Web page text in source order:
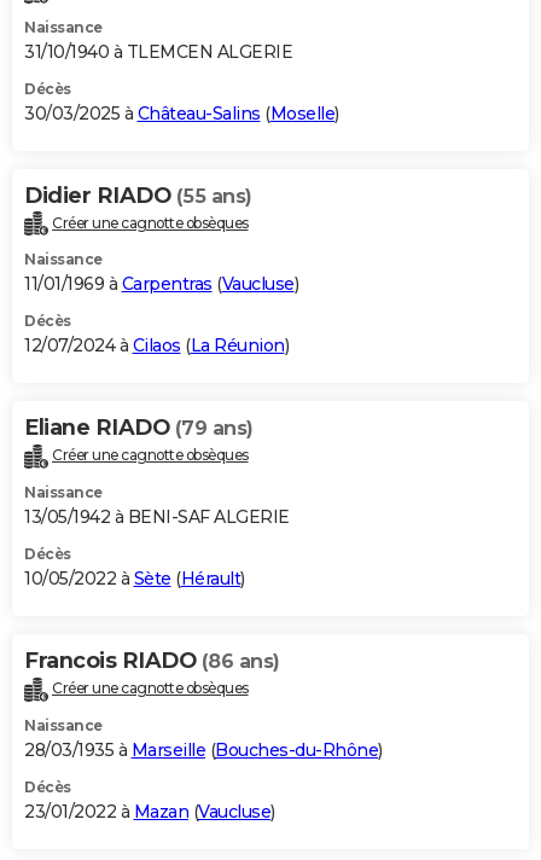
Naissance
31/10/1940 à TLEMCEN ALGERIE
Décès
30/03/2025 à Château-Salins (Moselle)
Didier RIADO (55 ans)
Créer une cagnotte obsèques
Naissance
11/01/1969 à Carpentras (Vaucluse)
Décès
12/07/2024 à Cilaos (La Réunion)
Eliane RIADO (79 ans)
Créer une cagnotte obsèques
Naissance
13/05/1942 à BENI-SAF ALGERIE
Décès
10/05/2022 à Sète (Hérault)
Francois RIADO (86 ans)
Créer une cagnotte obsèques
Naissance
28/03/1935 à Marseille (Bouches-du-Rhône)
Décès
23/01/2022 à Mazan (Vaucluse)